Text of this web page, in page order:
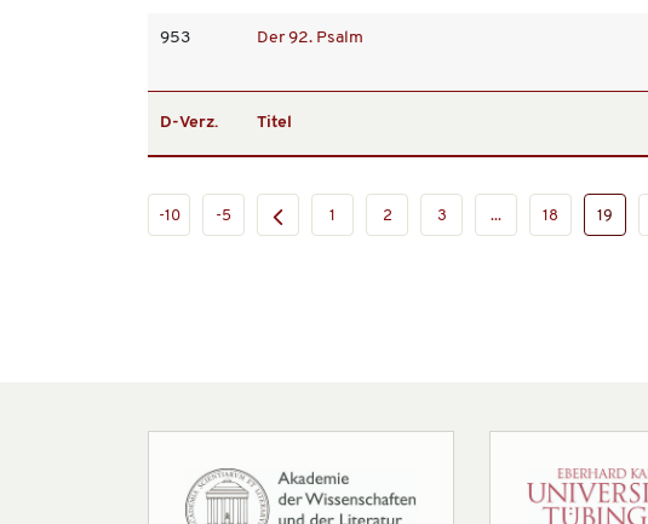
953 Der 92. Psalm
D-Verz. Titel
-10 -5 1 2 3 ... 18 19